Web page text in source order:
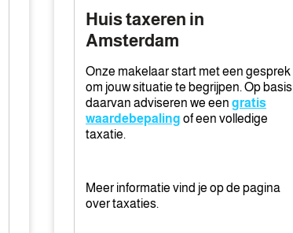
Amsterdam
Huis taxeren in
Amsterdam
Onze makelaar start met een gesprek
om jouw situatie te begrijpen. Op basis
daarvan adviseren we een gratis
waardebepaling of een volledige
taxatie.
Meer informatie vind je op de pagina
over taxaties.